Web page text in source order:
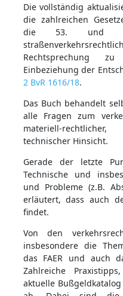
Die vollständig
die zahlreichen
die 53. und
Rechtsprechung
Einbeziehung der
2 BvR 1616/18.
Das Buch behandelt
alle Fragen zum
materiell-
technischer Hinsicht.
Gerade der letzte
Technische und
und Probleme (z.B.
erläutert, dass auch
findet.
Von den
insbesondere die
das FAER und auch
Zahlreiche
aktuelle